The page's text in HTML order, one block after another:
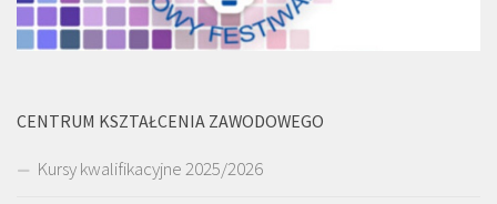
CENTRUM KSZTAŁCENIA ZAWODOWEGO
Kursy kwalifikacyjne 2025/2026